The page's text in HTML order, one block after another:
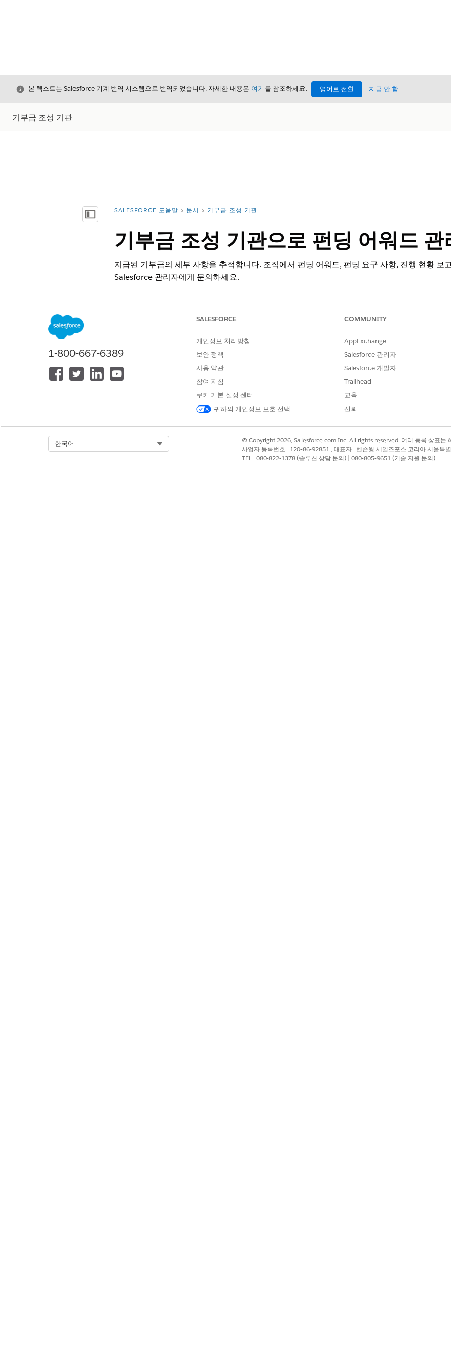
닫기본 텍스트는 Salesforce 기계 번역 시스템으로 번역되었습니다. 자세한 내용은 여기 를 참조하세요. 영어로 전환 지금 안 함
기부금 조성 기관
목차 표시 위치:
SALESFORCE 도움말 문서 기부금 조성 기관
기부금 조성 기관으로 펀딩 어워드 관
지급된 기부금의 세부 사항을 추적합니다. 조직에서 펀딩 어워드, 펀딩 요구 사항, 진행 현황 보
Salesforce 관리자에게 문의하세요.
지원 제품: Lightning Experience
지원 제품: 기부금 조성 기관 및 공공 부문 솔루션용 Nonprofit Cloud.
Edition Availability 보기
펀딩 어워드 및 관련 레코드 만들기 및 편집:
기부금 조성 기관 관리자 권한
Experience Cloud에서 펀딩 어워드 사용:
Experience Cloud용 기부금 조
펀딩 어워드를 만듭니다.
자금 지출 방법을 확인할 수 있도록 필드를 작성하여 금액, 계약 기간, 예산 등 높은 수준의 세부 사항을
작업을 저장합니다.
펀딩 어워드에 관련 레코드를 추가합니다.
1-800-667-6389
SALESFORCE
개인정보 처리방침
보안 정책
사용 약관
참여 지침
쿠키 기본 설정 센터
귀하의 개인정보 보호 선택
COMMUNITY
AppExchange
Salesforce 관리자
Salesforce 개발자
Trailhead
교육
신뢰
한국어
© Copyright 2026, Salesforce.com Inc. All rights reserved. 여러 등록 상표는
사업자 등록번호 : 120-86-92851 , 대표자 : 벤슨웡 세일즈포스 코리아 서울
TEL : 080-822-1378 (솔루션 상담 문의) | 080-805-9651 (기술 지원 문의)